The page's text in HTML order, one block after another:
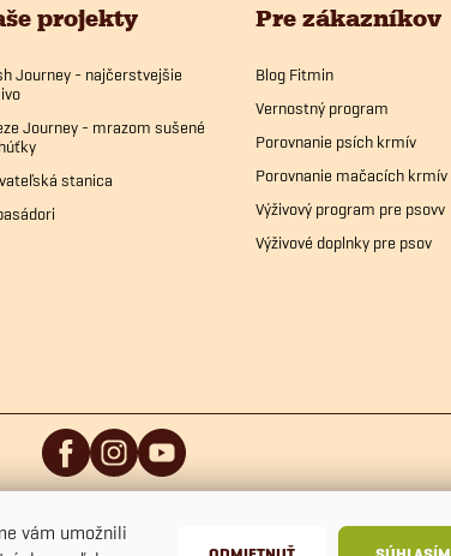
vám umožnili
projekty
Journey - najčerstvejšie
Journey - mrazom sušené
stanica
Pre zákazníkov
Blog Fitmin
Vernostný program
Porovnanie psích krmív
Porovnanie mačacích krmív
Výživový program pre psovv
Výživové doplnky pre psov